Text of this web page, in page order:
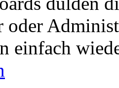
oder
einfach